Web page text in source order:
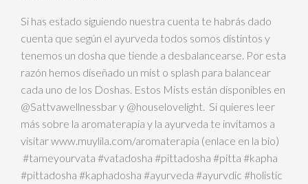
Si has estado siguiendo nuestra cuenta te habrás dado
cuenta que según el ayurveda todos somos distintos y
tenemos un dosha que tiende a desbalancearse. Por esta
razón hemos diseñado un mist o splash para balancear
cada uno de los Doshas. Estos Mists están disponibles en
@Sattvawellnessbar y @houselovelight. Si quieres leer
más sobre la aromaterapia y la ayurveda te invitamos a
visitar www.muylila.com/aromaterapia (enlace en la bio)
#tameyourvata #vatadosha #pittadosha #pitta #kapha
#pittadosha #kaphadosha #ayurveda #ayurvdic #holistic